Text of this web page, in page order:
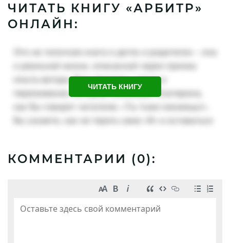
ЧИТАТЬ КНИГУ «АРБИТР»
ОНЛАЙН:
ЧИТАТЬ КНИГУ
КОММЕНТАРИИ (0):